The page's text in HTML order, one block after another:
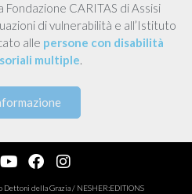
Fondazione CARITAS di Assisi
di vulnerabilità e all’Istituto
alle persone con disabilità
multiple.
Dettoni della Grazia/ NESHER:EDITIONS